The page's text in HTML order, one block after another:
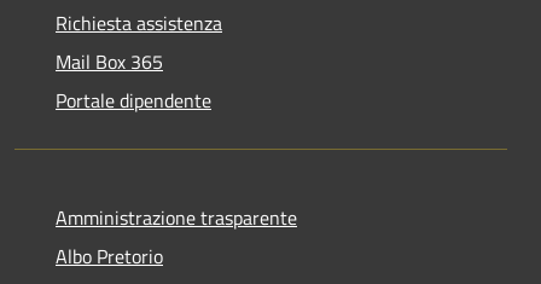
Richiesta assistenza
Mail Box 365
Portale dipendente
Amministrazione trasparente
Albo Pretorio